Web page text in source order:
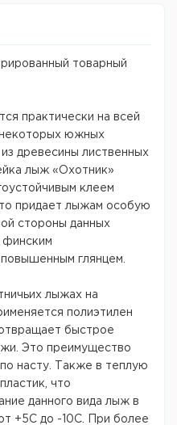
товарный
практически на всей
южных
древесины лиственных
лыж «Охотник»
клеем
придает лыжам особую
стороны данных
финским
глянцем.
лыжах на
полиэтилен
быстрое
Это преимущество
насту. Также в теплую
что
данного вида лыж в
+5С до -10С. При более